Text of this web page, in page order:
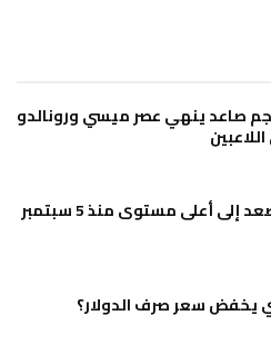
صاعد ينهي عصر ميسي ورونالدو
أسعار النفط تصعد إلى أعلى مستوى منذ 5 سبتمبر
يخفض سعر صرف الدولار؟